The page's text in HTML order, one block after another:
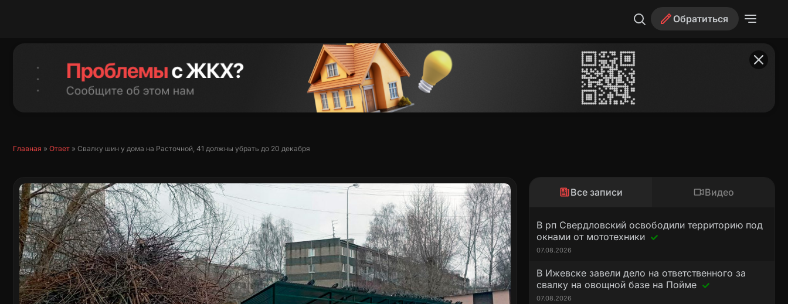
Обратиться
Главная » Ответ » Свалку шин у дома на Расточной, 41 должны убрать до 20 декабря
Все записи Видео
В рп Свердловский освободили территорию под
окнами от мототехники
07.08.2026
В Ижевске завели дело на ответственного за
свалку на овощной базе на Пойме
07.08.2026